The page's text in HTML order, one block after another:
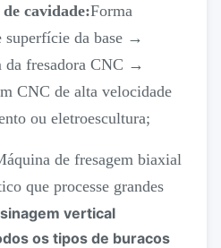
cavidade:Forma
superfície da base →
da fresadora CNC →
CNC de alta velocidade
ou eletroescultura;
de fresagem biaxial
que processe grandes
vertical
os tipos de buracos